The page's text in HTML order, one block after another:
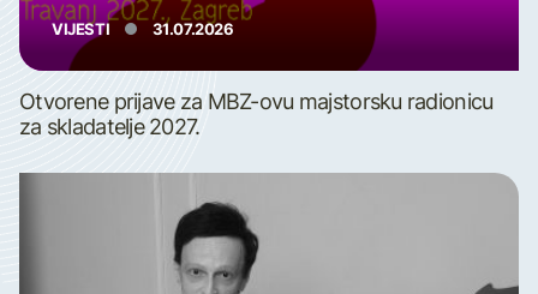
VIJESTI 31.07.2026
Otvorene prijave za MBZ-ovu majstorsku radionicu
za skladatelje 2027.